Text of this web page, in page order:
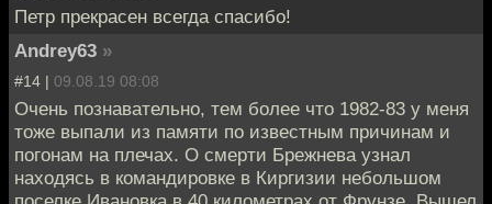
Петр прекрасен всегда спасибо!
Andrey63 »
#14 | 09.08.19 08:08
Очень познавательно, тем более что 1982-83 у меня
тоже выпали из памяти по известным причинам и
погонам на плечах. О смерти Брежнева узнал
находясь в командировке в Киргизии небольшом